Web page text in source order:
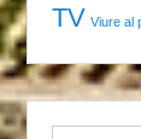
TV Viure al